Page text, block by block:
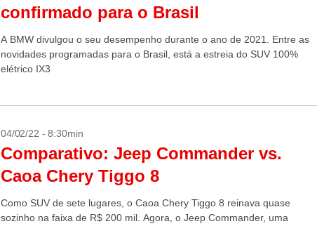
confirmado para o Brasil
A BMW divulgou o seu desempenho durante o ano de 2021. Entre as
novidades programadas para o Brasil, está a estreia do SUV 100%
elétrico IX3
04/02/22 - 8:30min
Comparativo: Jeep Commander vs.
Caoa Chery Tiggo 8
Como SUV de sete lugares, o Caoa Chery Tiggo 8 reinava quase
sozinho na faixa de R$ 200 mil. Agora, o Jeep Commander, uma